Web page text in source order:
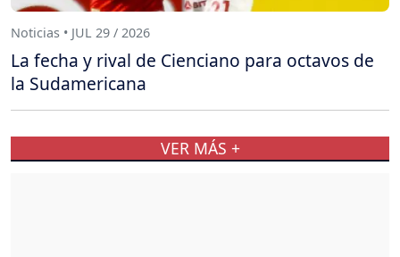
Noticias • JUL 29 / 2026
La fecha y rival de Cienciano para octavos de
la Sudamericana
VER MÁS +